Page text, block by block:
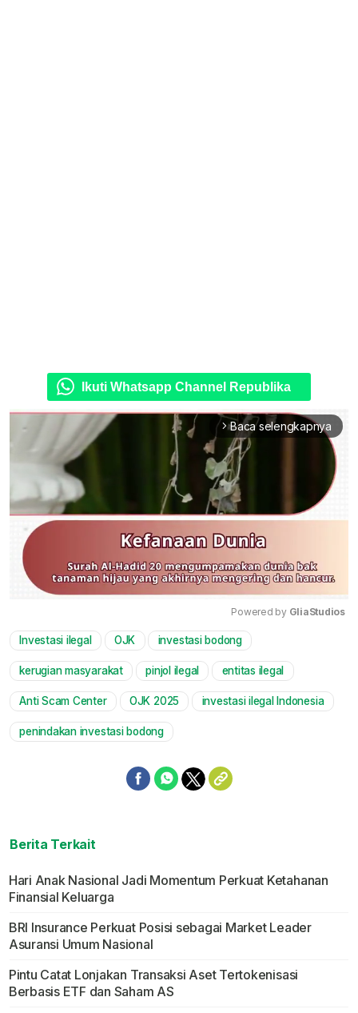
Ikuti Whatsapp Channel Republika
arrow_forward_ios Baca selengkapnya
Powered by GliaStudios
Investasi ilegal OJK investasi bodong
kerugian masyarakat pinjol ilegal entitas ilegal
Anti Scam Center OJK 2025 investasi ilegal Indonesia
penindakan investasi bodong
Berita Terkait
Hari Anak Nasional Jadi Momentum Perkuat Ketahanan
Finansial Keluarga
BRI Insurance Perkuat Posisi sebagai Market Leader
Asuransi Umum Nasional
Pintu Catat Lonjakan Transaksi Aset Tertokenisasi
Berbasis ETF dan Saham AS